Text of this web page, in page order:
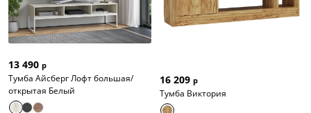
13 490 р
Тумба Айсберг Лофт большая/
открытая Белый
16 209 р
Тумба Виктория